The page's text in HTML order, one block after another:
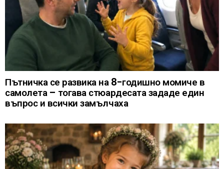
Пътничка се развика на 8-годишно момиче в
самолета – тогава стюардесата зададе един
въпрос и всички замълчаха